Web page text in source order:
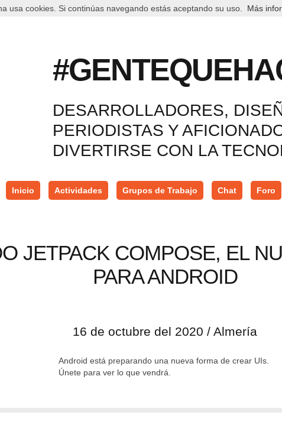
DESARROLLADORES,
PERIODISTAS Y
DIVERTIRSE CON LA
Inicio Actividades Grupos de Trabajo Chat Foro
JETPACK COMPOSE, EL
PARA ANDROID
16 de octubre del 2020 / Almería
Android está preparando una nueva forma de crear UIs.
Únete para ver lo que vendrá.
usa cookies. Si continúas navegando estás aceptando su uso. Más